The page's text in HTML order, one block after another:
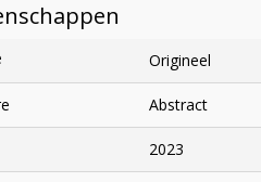
Origineel
Abstract
2023